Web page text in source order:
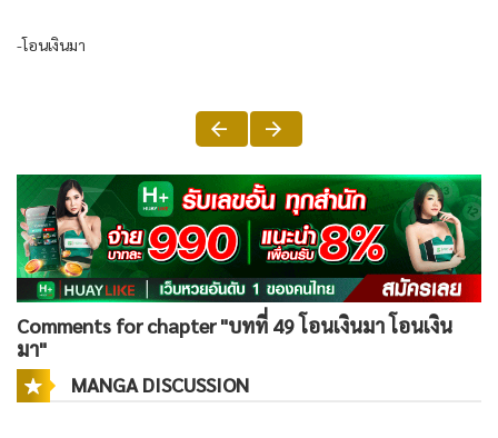
-โอนเงินมา
Comments for chapter "บทที่ 49 โอนเงินมา โอนเงิน
มา"
MANGA DISCUSSION